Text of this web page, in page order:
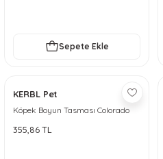
Sepete Ekle
KERBL Pet
Köpek Boyun Tasması Colorado
355,86 TL